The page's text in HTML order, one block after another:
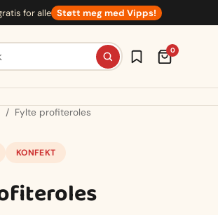
for alle Støtt meg med Vipps!
oppskrifter 0
/ Fylte profiteroles
KONFEKT